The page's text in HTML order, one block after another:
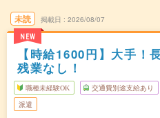
未読
NEW
掲載日 2026/08/07
【時給1600円】大手！
残業なし！
職種未経験OK 交通費別途支給あり
派遣